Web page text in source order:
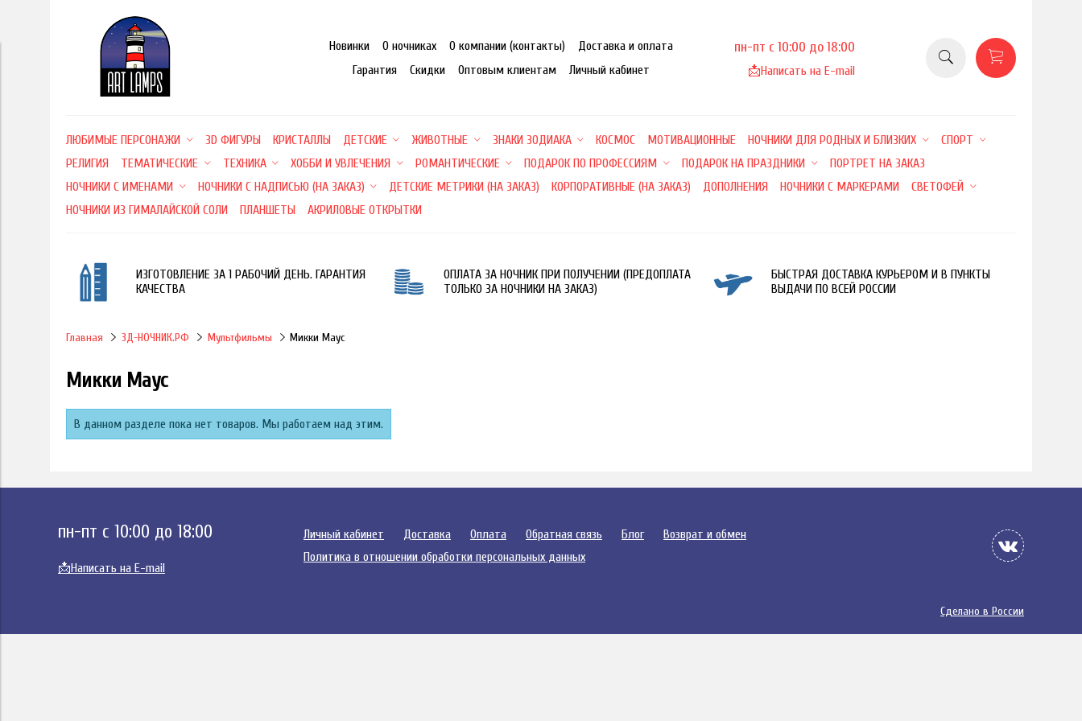
Новинки О ночниках О компании (контакты)
Доставка и оплата
Гарантия
Скидки Оптовым клиентам Личный кабинет
пн-пт с 10:00 до 18:00
📩Написать на E-mail
ЛЮБИМЫЕ ПЕРСОНАЖИ 3D ФИГУРЫ КРИСТАЛЛЫ ДЕТСКИЕ ЖИВОТНЫЕ ЗНАКИ ЗОДИАКА КОСМОС МОТИВАЦИОННЫЕ НОЧНИКИ ДЛЯ РОДНЫХ И БЛИЗКИХ
СПОРТ
РЕЛИГИЯ
ТЕМАТИЧЕСКИЕ ТЕХНИКА ХОББИ И УВЛЕЧЕНИЯ РОМАНТИЧЕСКИЕ ПОДАРОК ПО ПРОФЕССИЯМ ПОДАРОК НА ПРАЗДНИКИ
ПОРТРЕТ НА ЗАКАЗ
НОЧНИКИ С ИМЕНАМИ
НОЧНИКИ С НАДПИСЬЮ (НА ЗАКАЗ) ДЕТСКИЕ МЕТРИКИ (НА ЗАКАЗ) КОРПОРАТИВНЫЕ (НА ЗАКАЗ) ДОПОЛНЕНИЯ НОЧНИКИ С МАРКЕРАМИ
СВЕТОФЕЙ
НОЧНИКИ ИЗ ГИМАЛАЙСКОЙ СОЛИ
ПЛАНШЕТЫ АКРИЛОВЫЕ ОТКРЫТКИ
ИЗГОТОВЛЕНИЕ ЗА 1 РАБОЧИЙ ДЕНЬ. ГАРАНТИЯ
КАЧЕСТВА
ОПЛАТА ЗА НОЧНИК ПРИ ПОЛУЧЕНИИ (ПРЕДОПЛАТА
ТОЛЬКО ЗА НОЧНИКИ НА ЗАКАЗ)
БЫСТРАЯ ДОСТАВКА КУРЬЕРОМ И В ПУНКТЫ
ВЫДАЧИ ПО ВСЕЙ РОССИИ
Главная 3Д-НОЧНИК.РФ Мультфильмы Микки Маус
Микки Маус
В данном разделе пока нет товаров. Мы работаем над этим.
пн-пт с 10:00 до 18:00
📩Написать на E-mail
Личный кабинет Доставка Оплата Обратная связь Блог
Возврат и обмен
Политика в отношении обработки персональных данных
Сделано в России